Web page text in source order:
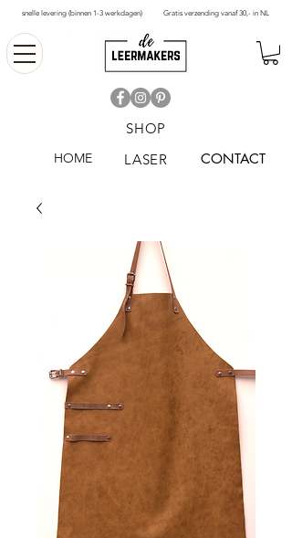
snelle levering (binnen 1-3 werkdagen) Gratis verzending vanaf 30,- in NL
HOME CONTACT
LASER
SHOP